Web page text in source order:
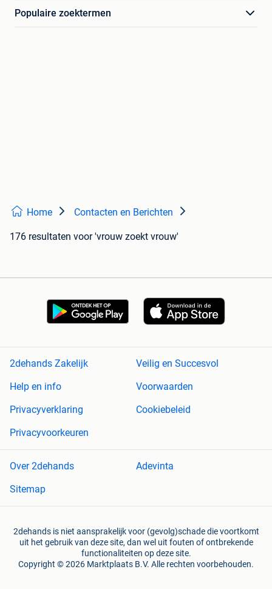
Populaire zoektermen
Home Contacten en Berichten
176 resultaten voor 'vrouw zoekt vrouw'
2dehands Zakelijk
Veilig en Succesvol
Help en info
Voorwaarden
Privacyverklaring
Cookiebeleid
Privacyvoorkeuren
Over 2dehands
Adevinta
Sitemap
2dehands is niet aansprakelijk voor (gevolg)schade die voortkomt
uit het gebruik van deze site, dan wel uit fouten of ontbrekende
functionaliteiten op deze site.
Copyright © 2026 Marktplaats B.V. Alle rechten voorbehouden.